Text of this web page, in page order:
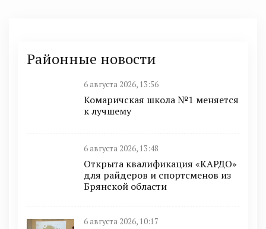
Районные новости
6 августа 2026, 13:56
Комаричская школа №1 меняется
к лучшему
6 августа 2026, 13:48
Открыта квалификация «КАРДО»
для райдеров и спортсменов из
Брянской области
6 августа 2026, 10:17